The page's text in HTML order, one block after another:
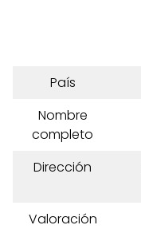
País
Nombre
completo
Dirección
Valoración